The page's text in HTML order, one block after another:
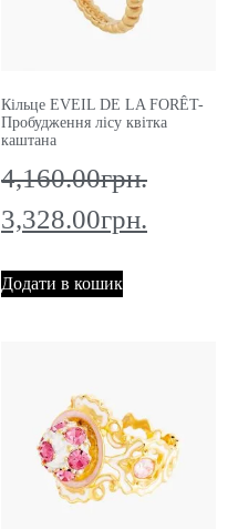
Кільце EVEIL DE LA FORÊT-
Пробудження лісу квітка
каштана
4,160.00грн.
3,328.00грн.
Додати в кошик